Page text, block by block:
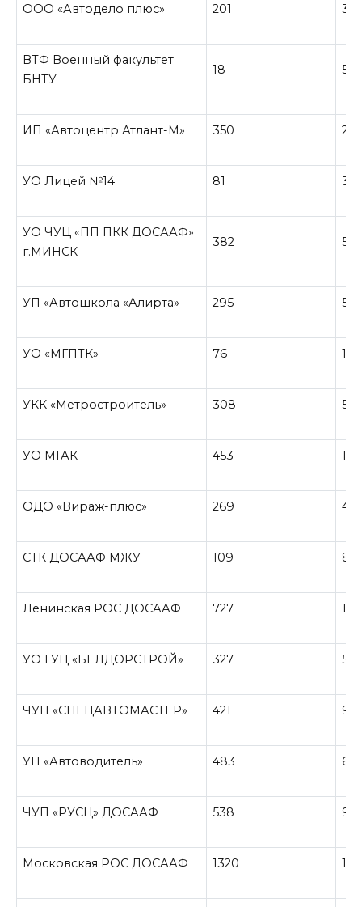
ООО «Автодело плюс» 201 35
ВТФ Военный факультет
БНТУ
18 5
ИП «Автоцентр Атлант-М» 350 26
УО Лицей №14 81 31
УО ЧУЦ «ПП ПКК ДОСААФ»
г.МИНСК
382 50
УП «Автошкола «Алирта» 295 56
УО «МГПТК» 76 12
УКК «Метростроитель» 308 58
УО МГАК 453 115
ОДО «Вираж-плюс» 269 44
СТК ДОСААФ МЖУ 109 8
Ленинская РОС ДОСААФ 727 104
УО ГУЦ «БЕЛДОРСТРОЙ» 327 55
ЧУП «СПЕЦАВТОМАСТЕР» 421 99
УП «Автоводитель» 483 60
ЧУП «РУСЦ» ДОСААФ 538 91
Московская РОС ДОСААФ 1320 174